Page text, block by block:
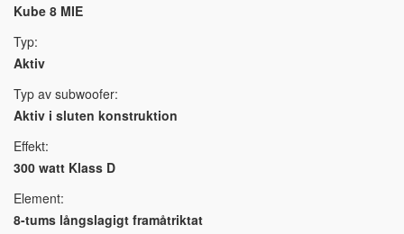
Kube 8 MIE
Typ:
Aktiv
Typ av subwoofer:
Aktiv i sluten konstruktion
Effekt:
300 watt Klass D
Element:
8-tums långslagigt framåtriktat